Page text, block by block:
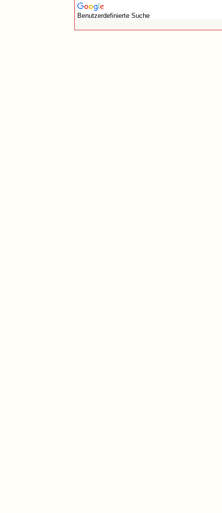
Benutzerdefinierte Suche